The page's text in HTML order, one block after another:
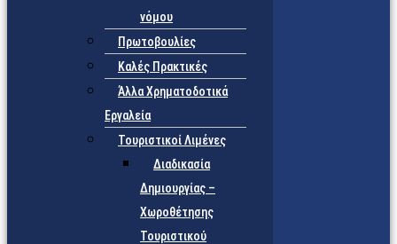
νόμου
Πρωτοβουλίες
Καλές Πρακτικές
Άλλα Χρηματοδοτικά
Εργαλεία
Τουριστικοί Λιμένες
Διαδικασία
Δημιουργίας –
Χωροθέτησης
Τουριστικού